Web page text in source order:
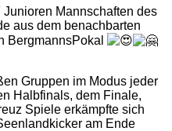
Mannschaften des
aus dem benachbarten
BergmannsPokal
Gruppen im Modus jeder
Halbfinals, dem Finale,
Spiele erkämpfte sich
am Ende